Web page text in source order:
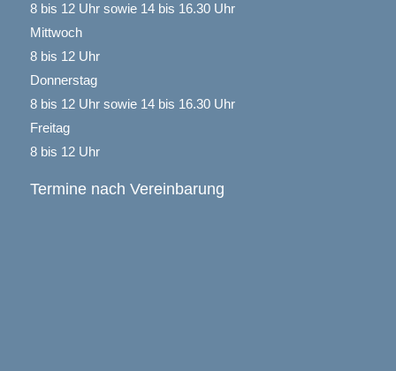
8 bis 12 Uhr sowie 14 bis 16.30 Uhr
Mittwoch
8 bis 12 Uhr
Donnerstag
8 bis 12 Uhr sowie 14 bis 16.30 Uhr
Freitag
8 bis 12 Uhr
Termine nach Vereinbarung